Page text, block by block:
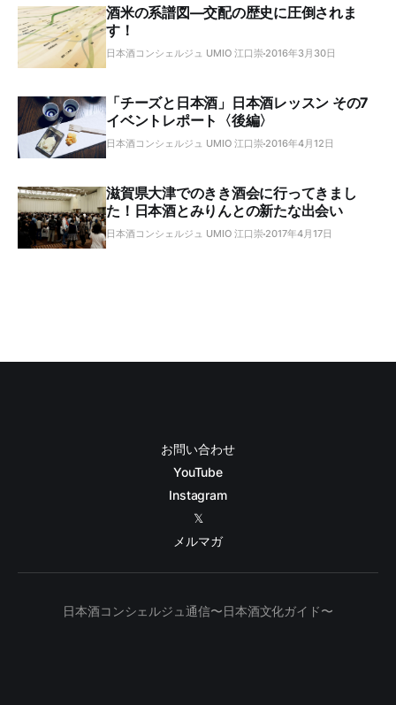
酒米の系譜図―交配の歴史に圧倒されま
す！
日本酒コンシェルジュ UMIO 江口崇 2016年3月30日
「チーズと日本酒」日本酒レッスン その7
イベントレポート〈後編〉
日本酒コンシェルジュ UMIO 江口崇 2016年4月12日
滋賀県大津でのきき酒会に行ってきまし
た！日本酒とみりんとの新たな出会い
日本酒コンシェルジュ UMIO 江口崇 2017年4月17日
お問い合わせ
YouTube
Instagram
𝕏
メルマガ
日本酒コンシェルジュ通信〜日本酒文化ガイド〜